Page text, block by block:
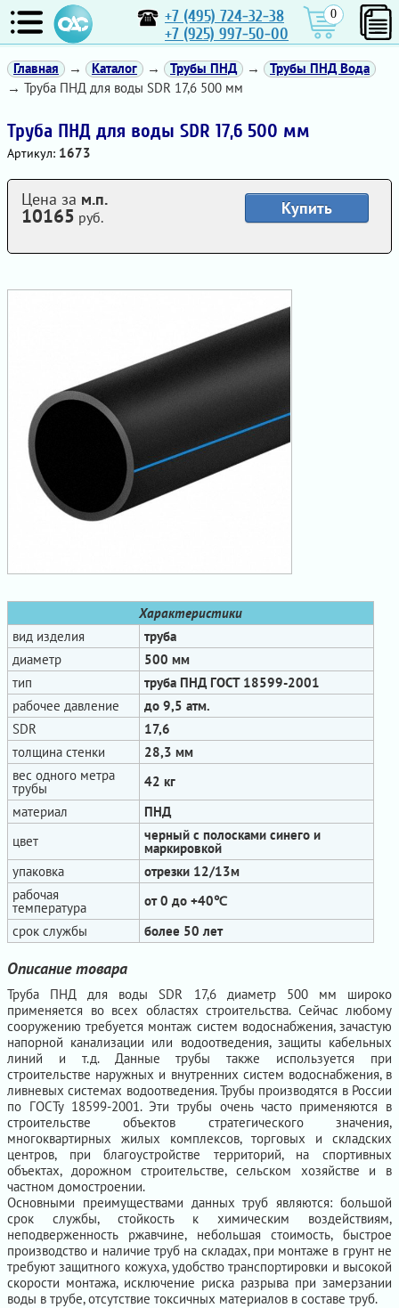
+7 (495) 724-32-38
+7 (925) 997-50-00
0
Главная → Каталог → Трубы ПНД →
Трубы ПНД Вода
→ Труба ПНД для воды SDR 17,6 500 мм
Труба ПНД для воды SDR 17,6 500 мм
Артикул: 1673
Характеристики
вид изделия
труба
диаметр
500 мм
тип
труба ПНД ГОСТ 18599-2001
рабочее давление
до 9,5 атм.
SDR
17,6
толщина стенки
28,3 мм
вес одного метра
трубы
42 кг
материал
ПНД
цвет
черный с полосками синего и
маркировкой
упаковка
отрезки 12/13м
рабочая
температура
от 0 до +40℃
срок службы
более 50 лет
Купить
Цена за м.п.
10165 руб.
Описание товара
Труба ПНД для воды SDR 17,6 диаметр 500 мм широко
применяется во всех областях строительства. Сейчас любому
сооружению требуется монтаж систем водоснабжения, зачастую
напорной канализации или водоотведения, защиты кабельных
линий и т.д. Данные трубы также используется при
строительстве наружных и внутренних систем водоснабжения, в
ливневых системах водоотведения. Трубы производятся в России
по ГОСТу 18599-2001. Эти трубы очень часто применяются в
строительстве объектов стратегического значения,
многоквартирных жилых комплексов, торговых и складских
центров, при благоустройстве территорий, на спортивных
объектах, дорожном строительстве, сельском хозяйстве и в
частном домостроении.
Основными преимуществами данных труб являются: большой
срок службы, стойкость к химическим воздействиям,
неподверженность ржавчине, небольшая стоимость, быстрое
производство и наличие труб на складах, при монтаже в грунт не
требуют защитного кожуха, удобство транспортировки и высокой
скорости монтажа, исключение риска разрыва при замерзании
воды в трубе, отсутствие токсичных материалов в составе труб.